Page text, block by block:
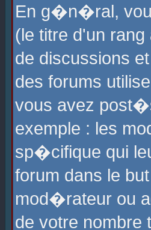
En g�n�ral,
(le titre d'un
de discussions
des forums
vous avez
exemple : les
sp�cifique qui
forum dans le
mod�rateur ou
de votre nombre